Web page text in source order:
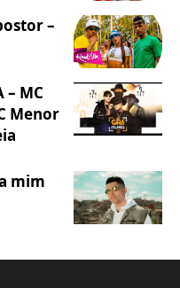
–
– MC
Menor
mim